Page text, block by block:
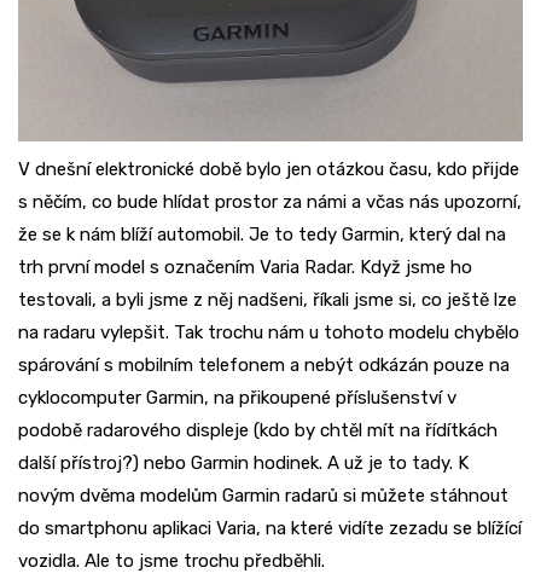
V dnešní elektronické době bylo jen otázkou času, kdo přijde
s něčím, co bude hlídat prostor za námi a včas nás upozorní,
že se k nám blíží automobil. Je to tedy Garmin, který dal na
trh první model s označením Varia Radar. Když jsme ho
testovali, a byli jsme z něj nadšeni, říkali jsme si, co ještě lze
na radaru vylepšit. Tak trochu nám u tohoto modelu chybělo
spárování s mobilním telefonem a nebýt odkázán pouze na
cyklocomputer Garmin, na přikoupené příslušenství v
podobě radarového displeje (kdo by chtěl mít na řídítkách
další přístroj?) nebo Garmin hodinek. A už je to tady. K
novým dvěma modelům Garmin radarů si můžete stáhnout
do smartphonu aplikaci Varia, na které vidíte zezadu se blížící
vozidla. Ale to jsme trochu předběhli.